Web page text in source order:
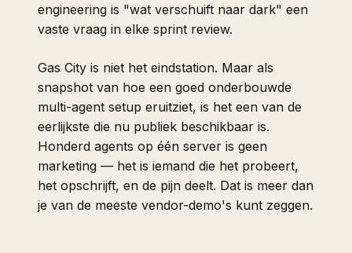
engineering is "wat verschuift naar dark" een
vaste vraag in elke sprint review.
Gas City is niet het eindstation. Maar als
snapshot van hoe een goed onderbouwde
multi-agent setup eruitziet, is het een van de
eerlijkste die nu publiek beschikbaar is.
Honderd agents op één server is geen
marketing — het is iemand die het probeert,
het opschrijft, en de pijn deelt. Dat is meer dan
je van de meeste vendor-demo's kunt zeggen.